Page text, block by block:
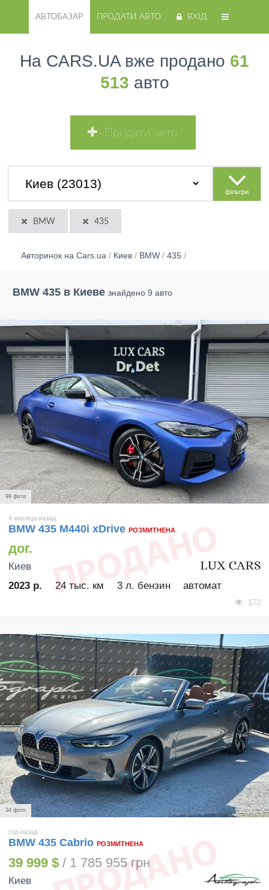
АВТОБАЗАР ПРОДАТИ АВТО ВХІД
На CARS.UA вже продано 61
513 авто
Продати авто
фільтри
BMW 435
Авторинок на Cars.ua / Киев / BMW / 435 /
BMW 435 в Киеве знайдено 9 авто
99 фото
4 месяца назад
BMW 435 M440i xDrive РОЗМИТНЕНА
дог.
Киев
2023 р.
24 тыс. км 3 л. бензин автомат
172
34 фото
год назад
BMW 435 Cabrio РОЗМИТНЕНА
39 999 $ / 1 785 955 грн
Киев